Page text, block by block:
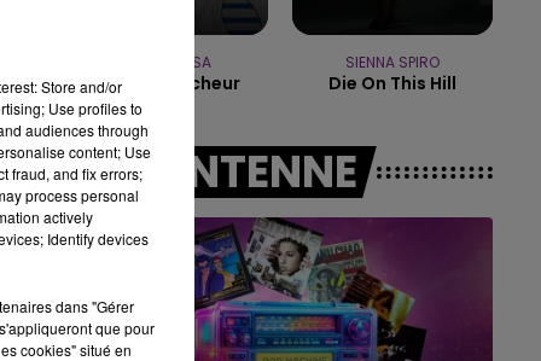
LA POP MACHINE - CHAMPAGNE
MANON LISA
Le Petit Pecheur
SIENNA SPIRO
Die On This Hill
A L'ANTENNE
Store and/or
Use profiles to
audiences through
content; Use
fraud, and fix errors;
process personal
actively
Identify devices
dans "Gérer
que pour
cookies" situé en